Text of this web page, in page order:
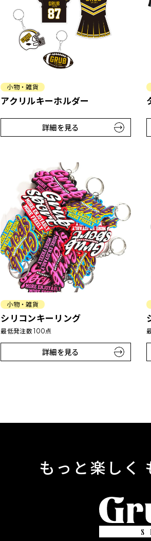
小物・雑貨
アクリルキーホルダー
詳細を見る
小物・雑貨
シリコンキーリング
最低発注数 100点
詳細を見る
もっと楽しく